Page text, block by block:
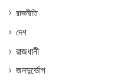
রাজনীতি
দেশ
রাজধানী
জনদুর্ভোগ